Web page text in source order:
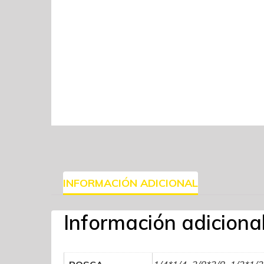
INFORMACIÓN ADICIONAL
Información